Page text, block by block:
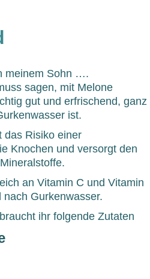
meinem Sohn ….
sagen, mit Melone
gut und erfrischend, ganz
ist.
das Risiko einer
Knochen und versorgt den
an Vitamin C und Vitamin
Gurkenwasser.
ihr folgende Zutaten